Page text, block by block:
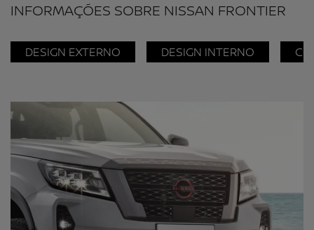
INFORMAÇÕES SOBRE NISSAN FRONTIER
DESIGN EXTERNO DESIGN INTERNO